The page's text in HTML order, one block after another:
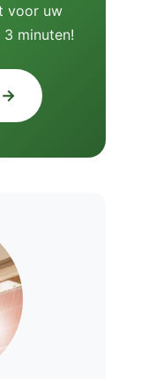
voor uw
minuten!
→